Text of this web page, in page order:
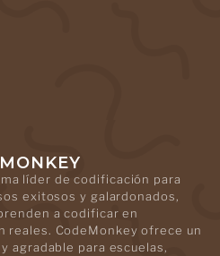
líder de codificación para
exitosos y galardonados,
a codificar en
reales. CodeMonkey ofrece un
agradable para escuelas,